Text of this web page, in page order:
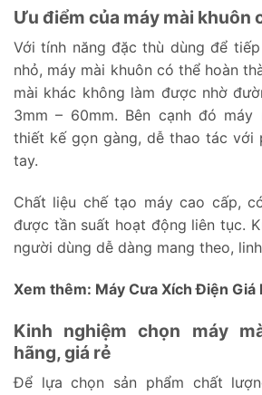
Ưu điểm của máy mài khuôn
Với tính năng đặc thù dùng để
nhỏ, máy mài khuôn có thể hoàn
mài khác không làm được nhờ
3mm – 60mm. Bên cạnh đó
thiết kế gọn gàng, dễ thao tác với
tay.
Chất liệu chế tạo máy cao cấp,
được tần suất hoạt động liên tục.
người dùng dễ dàng mang theo,
Xem thêm: Máy Cưa Xích Điện Giá
Kinh nghiệm chọn máy
hãng, giá rẻ
Để lựa chọn sản phẩm chất